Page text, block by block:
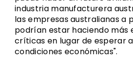
industria manufacturera
las empresas australianas a
podrían estar haciendo más
críticas en lugar de esperar
condiciones económicas".